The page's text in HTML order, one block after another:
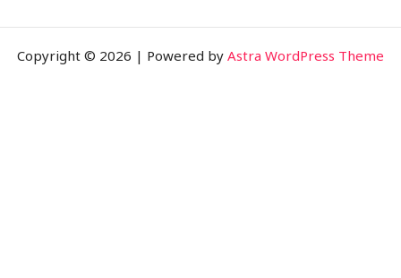
Copyright © 2026 | Powered by Astra WordPress Theme